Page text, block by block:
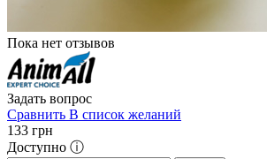
Пока нет отзывов
Задать вопрос
Сравнить В список желаний
133 грн
Доступно ⓘ